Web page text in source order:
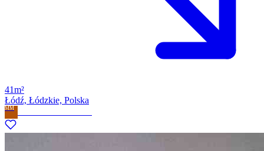
41m²
Łódź, Łódzkie, Polska
MM